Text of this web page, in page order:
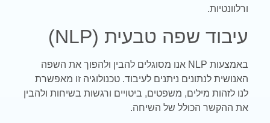
ורלוונטיות.
עיבוד שפה טבעית (NLP
)
באמצעות NLP אנו מסוגלים להבין ולהפוך את השפה
האנושית לנתונים ניתנים לעיבוד. טכנולוגיה זו מאפשרת
לנו לזהות מילים, משפטים, ביטויים ורגשות בשיחות ולהבין
את ההקשר הכולל של השיחה.